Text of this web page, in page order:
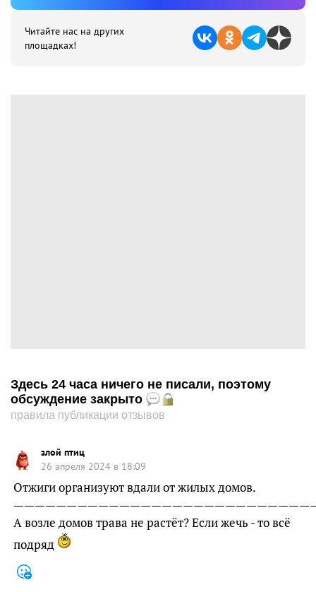
Читайте нас на других
площадках!
Здесь 24 часа ничего не писали, поэтому
обсуждение закрыто
правила публикации отзывов
злой птиц
26 апреля 2024 в 18:09
Отжиги организуют вдали от жилых домов.
А возле домов трава не растёт? Если жечь - то всё
подряд